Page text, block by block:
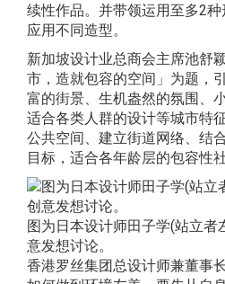
续性作品。并带领运用至多2
应用不同造型。
新加坡设计业总商会主席池舒
市，造就包容的空间」为题，
富的街景、生机盎然的氛围、
适合各类人群的设计等城市特
公共空间、建立街道网络、结
目标，适合各年龄层的包容性社
图为日本设计师田子学(站立者
意发想讨论。
香港罗丝集团总设计师兼董事